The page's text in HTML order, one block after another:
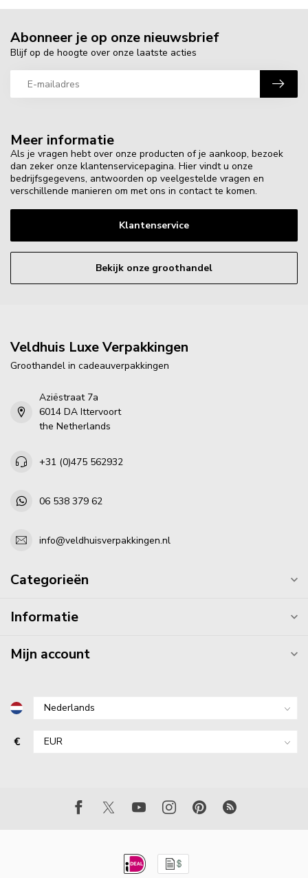
Meer informatie
Als je vragen hebt over onze producten of je aankoop, bezoek
dan zeker onze klantenservicepagina. Hier vindt u onze
bedrijfsgegevens, antwoorden op veelgestelde vragen en
verschillende manieren om met ons in contact te komen.
Klantenservice
Bekijk onze groothandel
Abonneer je op onze nieuwsbrief
Blijf op de hoogte over onze laatste acties
Veldhuis Luxe Verpakkingen
Groothandel in cadeauverpakkingen
Aziëstraat 7a
6014 DA Ittervoort
the Netherlands
+31 (0)475 562932
06 538 379 62
info@veldhuisverpakkingen.nl
Categorieën
Informatie
Mijn account
€